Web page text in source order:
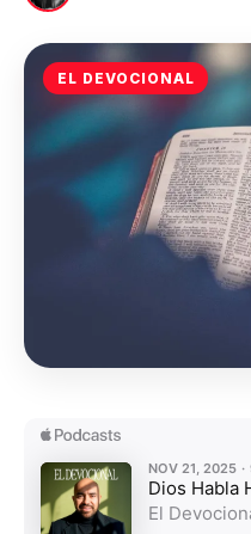
EL DEVOCIONAL